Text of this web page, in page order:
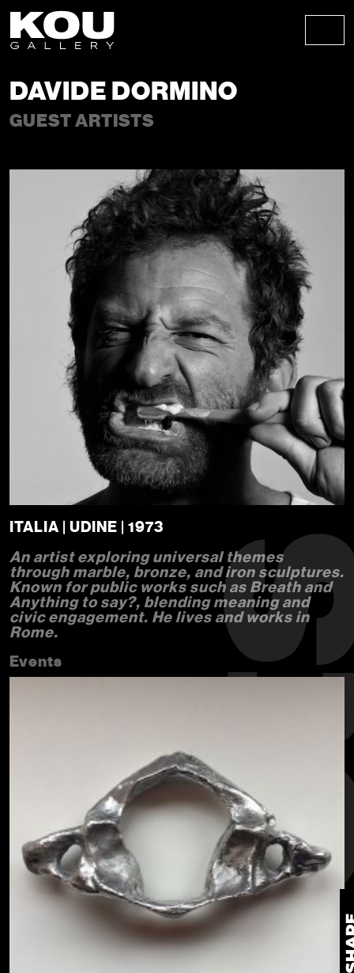
Skip to content
Skip to footer
DAVIDE DORMINO
GUEST ARTISTS
ITALIA | UDINE | 1973
An artist exploring universal themes
through marble, bronze, and iron sculptures.
Known for public works such as Breath and
Anything to say?, blending meaning and
civic engagement. He lives and works in
Rome.
Events